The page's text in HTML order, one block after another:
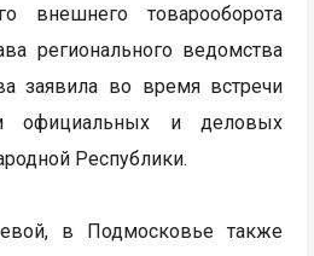
внешнего товарооборота
регионального ведомства
заявила во время встречи
официальных и деловых
Республики.
в Подмосковье также